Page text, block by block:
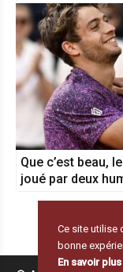
Que c’est beau,
joué par deux
Ce site utilise
bonne
En savoir